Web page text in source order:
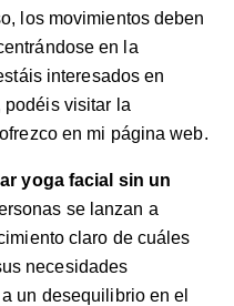
los movimientos deben
en la
interesados en
podéis visitar la
en mi página web.
yoga facial sin un
se lanzan a
claro de cuáles
necesidades
un desequilibrio en el